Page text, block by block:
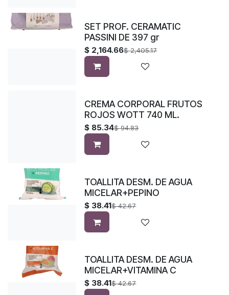
SET PROF. CERAMATIC
PASSINI DE 397 gr
$ 2,164.66$2,405.17
CREMA CORPORAL FRUTOS
ROJOS WOTT 740 ML.
$ 85.34$94.83
TOALLITA DESM. DE AGUA
MICELAR+PEPINO
$ 38.41$42.67
TOALLITA DESM. DE AGUA
MICELAR+VITAMINA C
$ 38.41$42.67